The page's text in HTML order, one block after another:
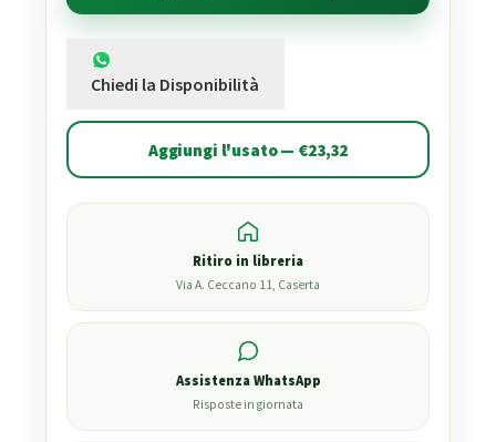
Chiedi la Disponibilità
Aggiungi l'usato — €23,32
Ritiro in libreria
Via A. Ceccano 11, Caserta
Assistenza WhatsApp
Risposte in giornata